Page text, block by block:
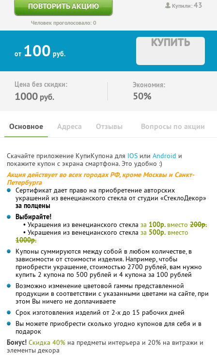
Купили:43
ПОВТОРИТЬ АКЦИЮ
Человек проголосовало: 0
от 100 руб.
КУПИТЬ
Цена без скидки:
1000 руб.
Экономия:
50%
Основное Отзывы Вопросы по акции
Адреса
Скачайте приложение КупиКупона для IOS или Android и
покажите купон с экрана смартфона. Это удобно :)
Акция действует во всех городах РФ, кроме Москвы и Санкт-
Петербурга
Сертификат дает право на приобретение авторских
украшений из венецианского стекла от студии «СтеклоДекор»
за полцены
Выбирайте!
• Украшения из венецианского стекла за 100р. вместо 200р.
• Украшения из венецианского стекла за 500р. вместо
1000р.
Купоны суммируются между собой в любом количестве, в
зависимости от стоимости изделия. Например, чтобы
приобрести украшение, стоимостью 2700 рублей, вам нужно
купить 2 купона по 500 рублей и 4 купона за 100 рублей
Возможно изменение цветовой гаммы представленной
продукции в соответствии с указанными цветами на сайте, при
этом Вы ничего не доплачиваете
Срок изготовления изделий от 2-х до 15 рабочих дней
Вы можете приобрести сколько угодно купонов для себя и в
подарок
Бонус! Скидка 40% на предметы интерьера и 20% на витражи и
элементы декора